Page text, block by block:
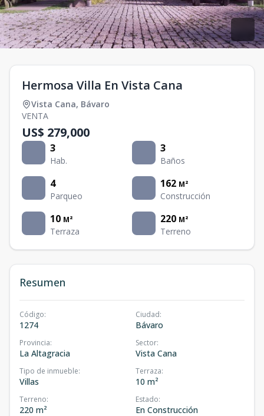
Hermosa Villa En Vista Cana
Vista Cana, Bávaro
VENTA
US$ 279,000
3
Hab.
3
Baños
4
Parqueo
162 M²
Construcción
10 M²
Terraza
220 M²
Terreno
Resumen
Código:
1274
Ciudad:
Bávaro
Provincia:
La Altagracia
Sector:
Vista Cana
Tipo de inmueble:
Villas
Terraza:
10 m²
Terreno:
220 m²
Estado:
En Construcción